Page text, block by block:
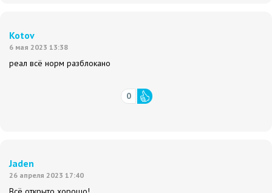
Kotov
6 мая 2023 13:38
реал всё норм разблокано
0
Jaden
26 апреля 2023 17:40